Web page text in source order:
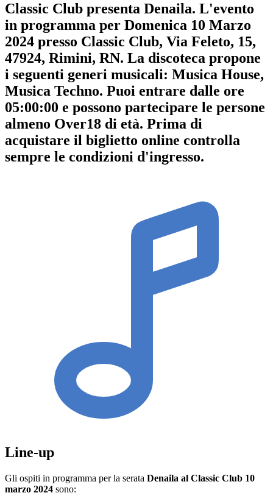
Classic Club presenta Denaila. L'evento
in programma per Domenica 10 Marzo
2024 presso Classic Club, Via Feleto, 15,
47924, Rimini, RN. La discoteca propone
i seguenti generi musicali: Musica House,
Musica Techno. Puoi entrare dalle ore
05:00:00 e possono partecipare le persone
almeno Over18 di età. Prima di
acquistare il biglietto online controlla
sempre le condizioni d'ingresso.
Line-up
Gli ospiti in programma per la serata Denaila al Classic Club 10
marzo 2024 sono: